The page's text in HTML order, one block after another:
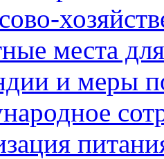
места
и меры